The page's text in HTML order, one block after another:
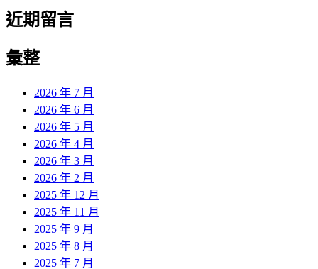
近期留言
彙整
2026 年 7 月
2026 年 6 月
2026 年 5 月
2026 年 4 月
2026 年 3 月
2026 年 2 月
2025 年 12 月
2025 年 11 月
2025 年 9 月
2025 年 8 月
2025 年 7 月